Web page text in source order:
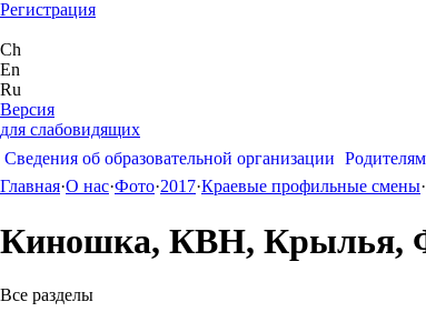
Регистрация
Ch
En
Ru
Версия
для слабовидящих
Сведения об образовательной организации Родителям
Главная·О нас·Фото·2017·Краевые профильные смены·
Киношка, КВН, Крылья,
Все разделы